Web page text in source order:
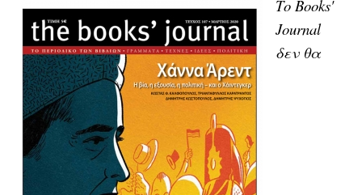
Το Books'
Journal
δεν θα